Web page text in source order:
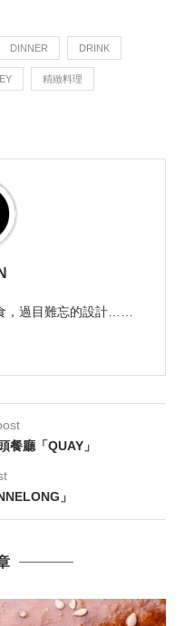
DINNER DRINK
精緻料理
，過目難忘的設計……
餐廳「QUAY」
」